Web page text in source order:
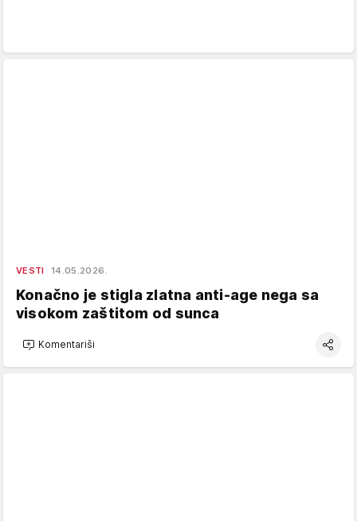
VESTI 14.05.2026.
Konačno je stigla zlatna anti-age nega sa
visokom zaštitom od sunca
Komentariši